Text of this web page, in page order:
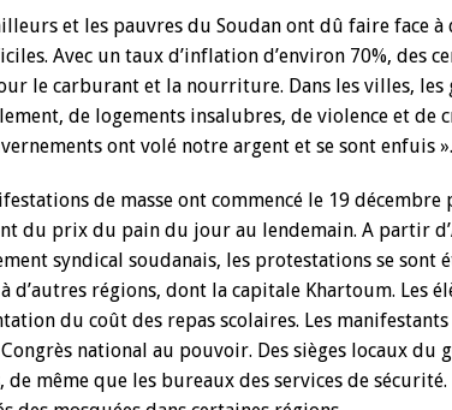
et les pauvres du Soudan ont dû faire face
Avec un taux d’inflation d’environ 70%, des
le carburant et la nourriture. Dans les villes, les
de logements insalubres, de violence et de
ont volé notre argent et se sont enfuis ».
de masse ont commencé le 19
du prix du pain du jour au lendemain. A partir
syndical soudanais, les protestations se sont
d’autres régions, dont la capitale Khartoum. Les
du coût des repas scolaires. Les
national au pouvoir. Des sièges locaux du
de même que les bureaux des services de